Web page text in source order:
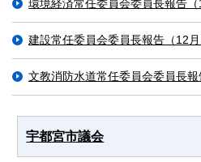
環境経済常任委員会委員長報告（
建設常任委員会委員長報告（12月
文教消防水道常任委員会委員長報
宇都宮市議会